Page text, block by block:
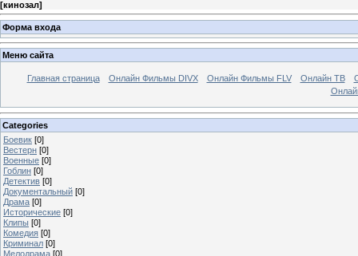
[кинозал]
Форма входа
Меню сайта
Главная страница Онлайн Фильмы DIVX Онлайн Фильмы FLV Онлайн ТВ
Categories
Боевик [0]
Вестерн [0]
Военные [0]
Гоблин [0]
Детектив [0]
Документальный [0]
Драма [0]
Исторические [0]
Клипы [0]
Комедия [0]
Криминал [0]
Мелодрама [0]